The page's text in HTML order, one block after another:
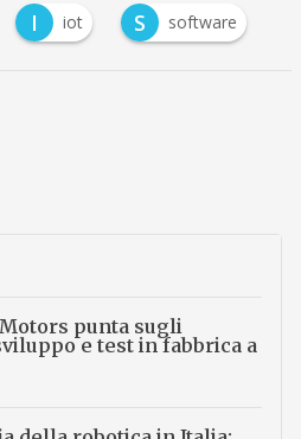
I iot S software
punta sugli
e test in fabbrica a